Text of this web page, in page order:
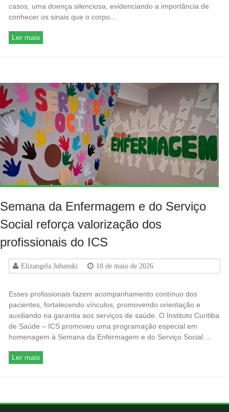
casos, uma doença silenciosa, evidenciando a importância de
conhecer os sinais que o corpo…
Ler mais
Semana da Enfermagem e do Serviço
Social reforça valorização dos
profissionais do ICS
Elizangela Jubanski 18 de maio de 2026
Esses profissionais fazem acompanhamento contínuo dos
pacientes, fortalecendo vínculos, promovendo orientação e
auxiliando na garantia aos serviços de saúde. O Instituto Curitiba
de Saúde – ICS promoveu uma programação especial em
homenagem à Semana da Enfermagem e do Serviço Social.…
Ler mais